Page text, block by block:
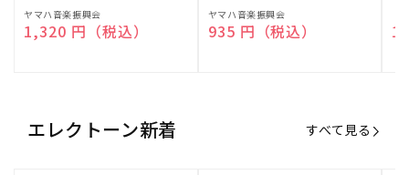
販
売
ヤマハ音楽振興会
通常価格
1,320 円（税込）
販
売
ヤマハ音楽振興会
通常価格
935 円（税込）
売
エレクトーン新着 すべて見る